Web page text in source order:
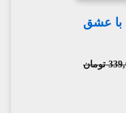
با عشق
تومان